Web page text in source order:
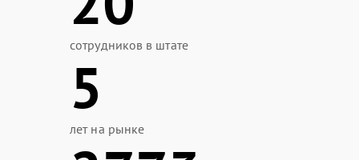
сотрудников в штате
5
лет на рынке